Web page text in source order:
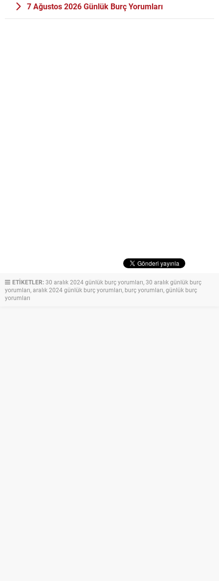
7 Ağustos 2026 Günlük Burç Yorumları
ETİKETLER:30 aralık 2024 günlük burç yorumları,30 aralık günlük burç
yorumları,aralık 2024 günlük burç yorumları, burç yorumları,günlük burç
yorumları